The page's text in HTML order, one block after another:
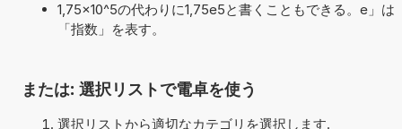
1,75×10^5の代わりに1,75e5と書くこともできる。e」は
「指数」を表す。
または: 選択リストで電卓を使う
選択リストから適切なカテゴリを選択します.